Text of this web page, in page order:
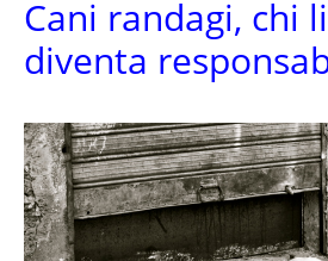
Cani randagi, chi
diventa